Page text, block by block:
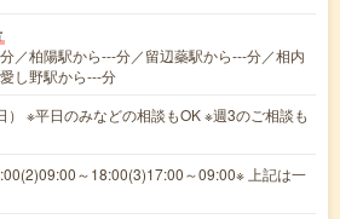
／柏陽駅から---分／留辺蘂駅から---分／相内
し野駅から---分
） ※平日のみなどの相談もOK ※週3のご相談も
～18:00(3)17:00～09:00※ 上記は一